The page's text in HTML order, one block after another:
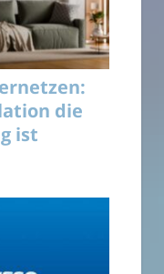
die
ist